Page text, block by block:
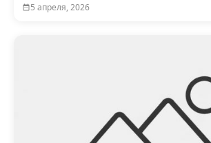
5 апреля, 2026